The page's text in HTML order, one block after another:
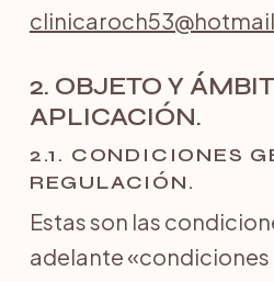
2. OBJETO Y
APLICACIÓN.
2.1. CONDICIONES
REGULACIÓN.
Estas son las
adelante «condiciones